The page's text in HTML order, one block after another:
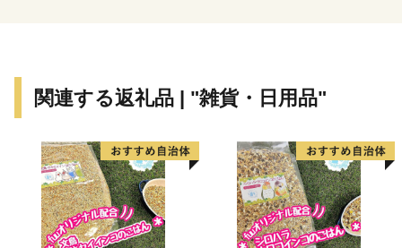
関連する返礼品 | "雑貨・日用品"